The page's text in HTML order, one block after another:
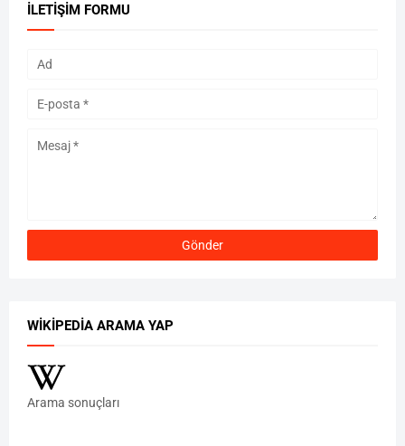
İLETIŞIM FORMU
WIKIPEDIA ARAMA YAP
Arama sonuçları